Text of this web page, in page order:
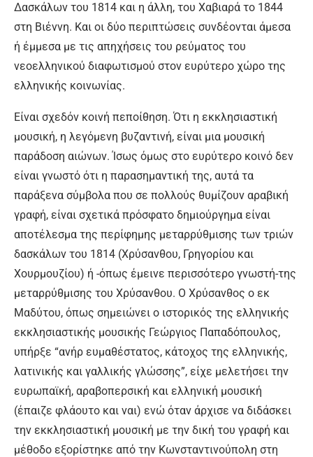
Δασκάλων του 1814 και η άλλη, του Χαβιαρά το 1844
στη Βιέννη. Και οι δύο περιπτώσεις συνδέονται άμεσα
ή έμμεσα με τις απηχήσεις του ρεύματος του
νεοελληνικού διαφωτισμού στον ευρύτερο χώρο της
ελληνικής κοινωνίας.
Είναι σχεδόν κοινή πεποίθηση. Ότι η εκκλησιαστική
μουσική, η λεγόμενη βυζαντινή, είναι μια μουσική
παράδοση αιώνων. Ίσως όμως στο ευρύτερο κοινό δεν
είναι γνωστό ότι η παρασημαντική της, αυτά τα
παράξενα σύμβολα που σε πολλούς θυμίζουν αραβική
γραφή, είναι σχετικά πρόσφατο δημιούργημα είναι
αποτέλεσμα της περίφημης μεταρρύθμισης των τριών
δασκάλων του 1814 (Χρύσανθου, Γρηγορίου και
Χουρμουζίου) ή -όπως έμεινε περισσότερο γνωστή-της
μεταρρύθμισης του Χρύσανθου. Ο Χρύσανθος ο εκ
Μαδύτου, όπως σημειώνει ο ιστορικός της ελληνικής
εκκλησιαστικής μουσικής Γεώργιος Παπαδόπουλος,
υπήρξε “ανήρ ευμαθέστατος, κάτοχος της ελληνικής,
λατινικής και γαλλικής γλώσσης”, είχε μελετήσει την
ευρωπαϊκή, αραβοπερσική και ελληνική μουσική
(έπαιζε φλάουτο και ναι) ενώ όταν άρχισε να διδάσκει
την εκκλησιαστική μουσική με την δική του γραφή και
μέθοδο εξορίστηκε από την Κωνσταντινούπολη στη